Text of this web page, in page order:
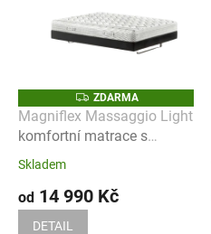
u
k
ů
p
o
d
u
k
Z
D
A
R
ZDARMA
Magniflex Massaggio Light
komfortní matrace s
jemným masážním
Skladem
od 14 990 Kč
DETAIL